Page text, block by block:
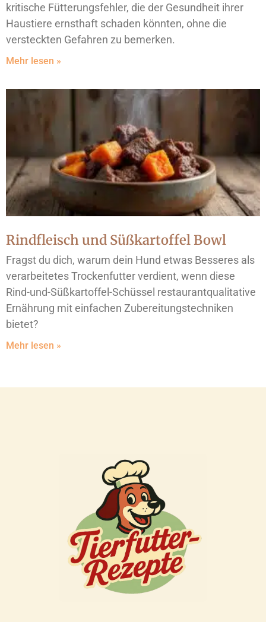
kritische Fütterungsfehler, die der Gesundheit ihrer
Haustiere ernsthaft schaden könnten, ohne die
versteckten Gefahren zu bemerken.
Mehr lesen »
Rindfleisch und Süßkartoffel Bowl
Fragst du dich, warum dein Hund etwas Besseres als
verarbeitetes Trockenfutter verdient, wenn diese
Rind-und-Süßkartoffel-Schüssel restaurantqualitative
Ernährung mit einfachen Zubereitungstechniken
bietet?
Mehr lesen »